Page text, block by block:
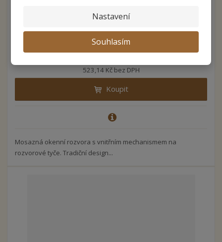
Nastavení
Souhlasím
Okenní kování INDIVIDUAL rozvora surová ...
523,14 Kč bez DPH
Koupit
Mosazná okenní rozvora s vnitřním mechanismem na
rozvorové tyče. Tradiční design...